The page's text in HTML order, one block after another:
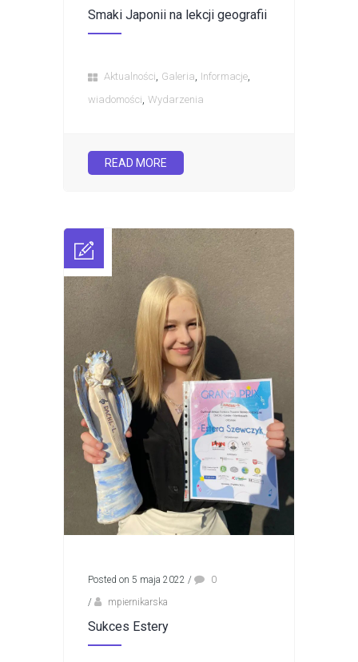
Smaki Japonii na lekcji geografii
Aktualności, Galeria, Informacje,
wiadomości, Wydarzenia
READ MORE
Posted on 5 maja 2022 /
0
/
mpiernikarska
Sukces Estery